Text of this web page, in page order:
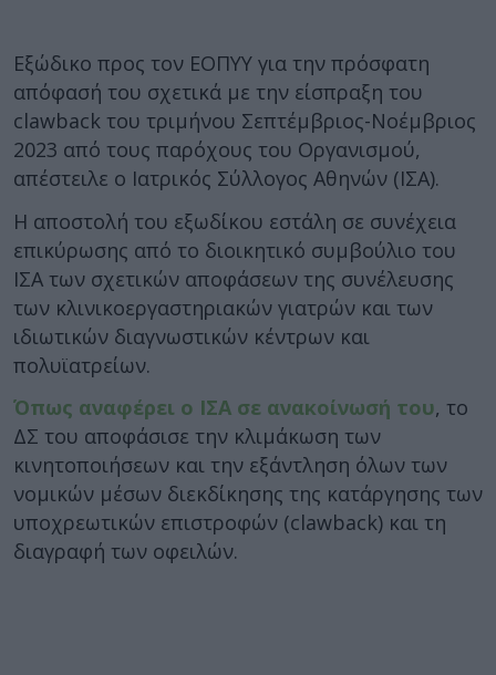
Εξώδικο προς τον ΕΟΠΥΥ για την πρόσφατη
απόφασή του σχετικά με την είσπραξη του
clawback του τριμήνου Σεπτέμβριος-Νοέμβριος
2023 από τους παρόχους του Οργανισμού,
απέστειλε ο Ιατρικός Σύλλογος Αθηνών (ΙΣΑ).
Η αποστολή του εξωδίκου εστάλη σε συνέχεια
επικύρωσης από το διοικητικό συμβούλιο του
ΙΣΑ των σχετικών αποφάσεων της συνέλευσης
των κλινικοεργαστηριακών γιατρών και των
ιδιωτικών διαγνωστικών κέντρων και
πολυϊατρείων.
Όπως αναφέρει ο ΙΣΑ σε ανακοίνωσή του, το
ΔΣ του αποφάσισε την κλιμάκωση των
κινητοποιήσεων και την εξάντληση όλων των
νομικών μέσων διεκδίκησης της κατάργησης των
υποχρεωτικών επιστροφών (clawback) και τη
διαγραφή των οφειλών.